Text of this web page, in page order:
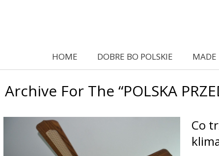
HOME DOBRE BO POLSKIE MADE
Archive For The “POLSKA
Co